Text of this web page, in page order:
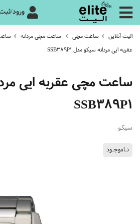
ورود/
الیت آنلاین ساعت مچی ساعت مچی مردانه
عقربه ایی مردانه سیکو مدل SSB389P1
ساعت مچی عقربه ایی
SSB389P1
سیکو
نـاموجـود